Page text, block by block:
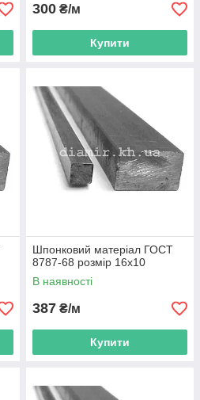
300 ₴/м
Купити
Шпонковий матеріал ГОСТ
8787-68 розмір 16х10
В наявності
387 ₴/м
Купити